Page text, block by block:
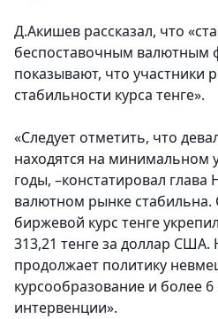
Д.Акишев рассказал, что
беспоставочным валютным
показывают, что участники
стабильности курса тенге».
«Следует отметить, что
находятся на минимальном
годы, –констатировал глава
валютном рынке стабильна.
биржевой курс тенге
313,21 тенге за доллар
продолжает политику
курсообразование и более
интервенции».